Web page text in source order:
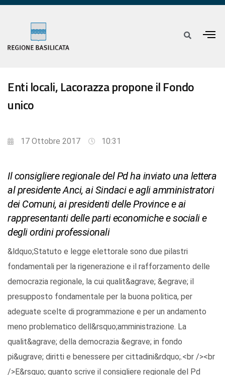
Enti locali, Lacorazza propone il Fondo
unico
17 Ottobre 2017 10:31
Il consigliere regionale del Pd ha inviato una lettera
al presidente Anci, ai Sindaci e agli amministratori
dei Comuni, ai presidenti delle Province e ai
rappresentanti delle parti economiche e sociali e
degli ordini professionali
&ldquo;Statuto e legge elettorale sono due pilastri
fondamentali per la rigenerazione e il rafforzamento delle
democrazia regionale, la cui qualit&agrave; &egrave; il
presupposto fondamentale per la buona politica, per
adeguate scelte di programmazione e per un andamento
meno problematico dell&rsquo;amministrazione. La
qualit&agrave; della democrazia &egrave; in fondo
pi&ugrave; diritti e benessere per cittadini&rdquo;.<br /><br
/>E&rsquo; quanto scrive il consigliere regionale del Pd